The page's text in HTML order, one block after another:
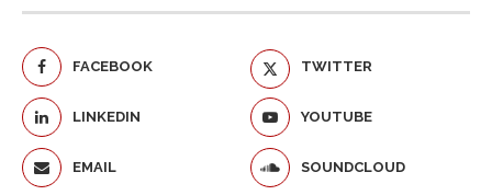
FACEBOOK TWITTER
LINKEDIN YOUTUBE
EMAIL SOUNDCLOUD